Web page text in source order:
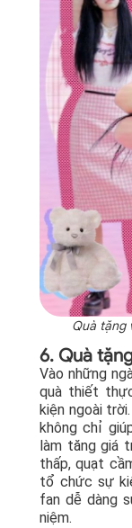
Quà tặng
6. Quà
Vào những
quà thiết
kiện ngoài
không chỉ
làm tăng giá
thấp, quạt
tổ chức sự
fan dễ dàng
niệm.